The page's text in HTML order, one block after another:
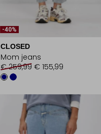
-40%
CLOSED
Mom jeans
€ 259,99 € 155,99